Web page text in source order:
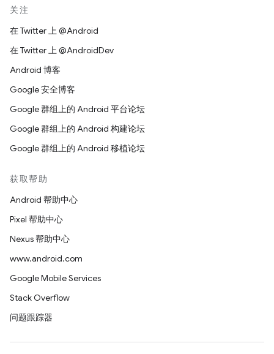
关注
在 Twitter 上 @Android
在 Twitter 上 @AndroidDev
Android 博客
Google 安全博客
Google 群组上的 Android 平台论坛
Google 群组上的 Android 构建论坛
Google 群组上的 Android 移植论坛
获取帮助
Android 帮助中心
Pixel 帮助中心
Nexus 帮助中心
www.android.com
Google Mobile Services
Stack Overflow
问题跟踪器